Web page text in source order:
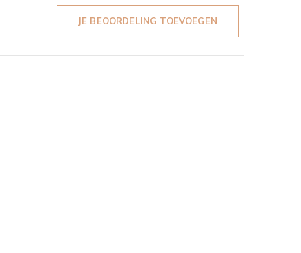
JE BEOORDELING TOEVOEGEN